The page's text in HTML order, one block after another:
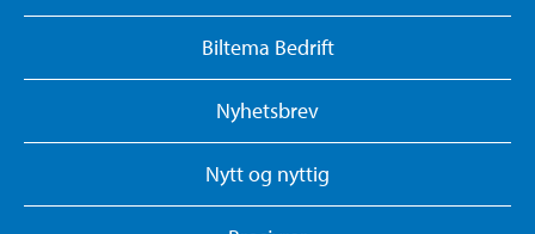
Biltema Bedrift
Nyhetsbrev
Nytt og nyttig